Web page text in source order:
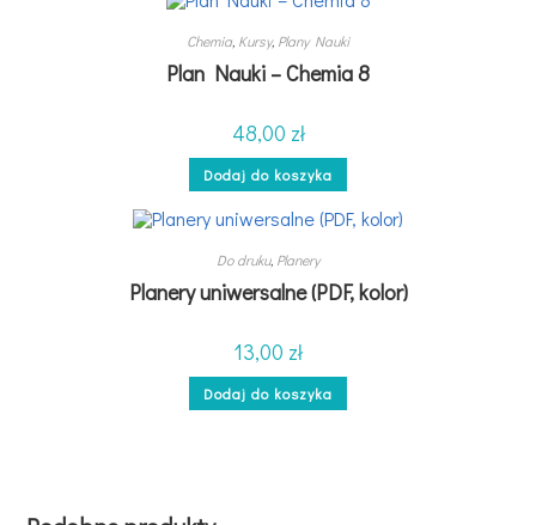
Chemia, Kursy, Plany Nauki
Plan Nauki – Chemia 8
48,00 zł
Dodaj do koszyka
Do druku, Planery
Planery uniwersalne (PDF, kolor)
13,00 zł
Dodaj do koszyka